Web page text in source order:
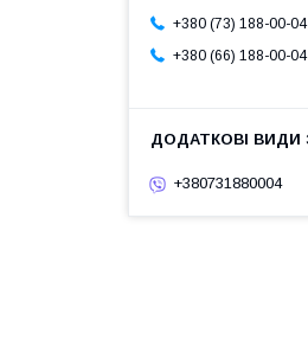
+380 (73) 188-00-04
+380 (66) 188-00-04
+380731880004